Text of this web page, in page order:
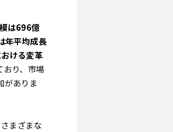
は696億
年平均成長
ける変革
おり、市場
がありま
まざまな